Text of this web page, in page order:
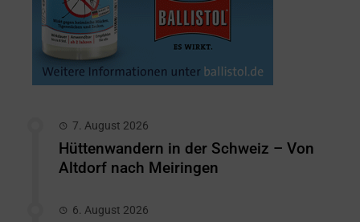
7. August 2026
Hüttenwandern in der Schweiz – Von
Altdorf nach Meiringen
6. August 2026